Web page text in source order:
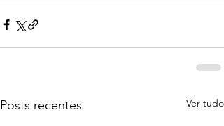
Posts recentes Ver tudo